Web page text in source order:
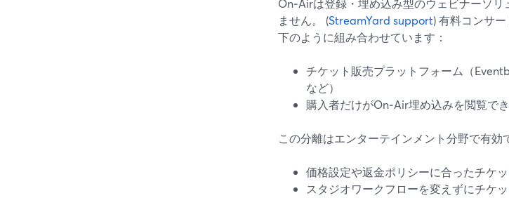
ません。 (StreamYard support) 有料コンサ
下のように組み合わせています：
チケット販売プラットフォーム（
など）
購入者だけがOn‑Air埋め込みを閲覧で
この分離はエンターテインメント分野で有効
価格設定や返金ポリシーに合ったチケッ
スタジオワークフローを変えずにチケ